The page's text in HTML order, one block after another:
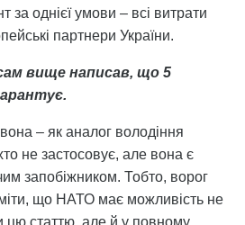
за однієї умови – всі витрати
партнери України.
вище написав, що 5
– як аналог володіння
не застосовує, але вона є
запобіжником. Тобто, ворог
що НАТО має можливість не
цю статтю, але й у повному